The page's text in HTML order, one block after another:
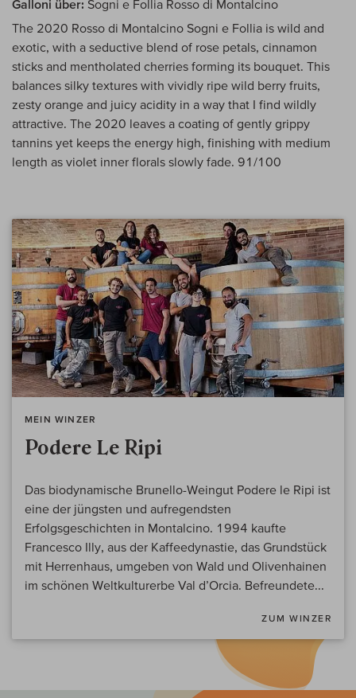
Galloni über: Sogni e Follia Rosso di Montalcino
The 2020 Rosso di Montalcino Sogni e Follia is wild and
exotic, with a seductive blend of rose petals, cinnamon
sticks and mentholated cherries forming its bouquet. This
balances silky textures with vividly ripe wild berry fruits,
zesty orange and juicy acidity in a way that I find wildly
attractive. The 2020 leaves a coating of gently grippy
tannins yet keeps the energy high, finishing with medium
length as violet inner florals slowly fade. 91/100
MEIN WINZER
Podere Le Ripi
Das biodynamische Brunello-Weingut Podere le Ripi ist
eine der jüngsten und aufregendsten
Erfolgsgeschichten in Montalcino. 1994 kaufte
Francesco Illy, aus der Kaffeedynastie, das Grundstück
mit Herrenhaus, umgeben von Wald und Olivenhainen
im schönen Weltkulturerbe Val d’Orcia. Befreundete...
ZUM WINZER